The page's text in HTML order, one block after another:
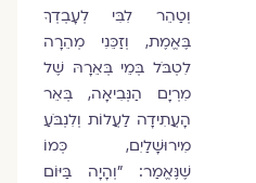
וְטַהֵר לִבִּי לְעָבְדְךָ
בֶּאֱמֶת, וְזַכֵּנִי מְהֵרָה
לִטְבֹּל בְּמֵי בְּאֵרָהּ שֶׁל
מִרְיָם הַנְּבִיאָה, בְּאֵר
הָעֲתִידָה לַעֲלוֹת וְלִנְבֹּעַ
מִירוּשָׁלַיִם, כְּמוֹ
שֶׁנֶּאֱמַר: "וְהָיָה בַּיּוֹם